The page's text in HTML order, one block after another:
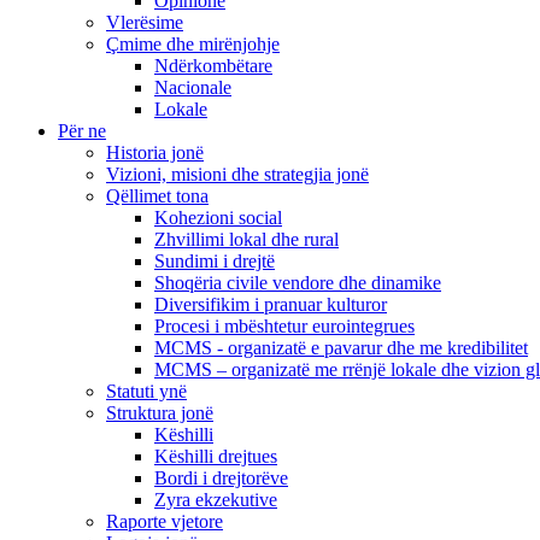
Vlerësime
Çmime dhe mirënjohje
Ndërkombëtare
Nacionale
Lokale
Për ne
Historia jonë
Vizioni, misioni dhe strategjia jonë
Qëllimet tona
Kohezioni social
Zhvillimi lokal dhe rural
Sundimi i drejtë
Shoqëria civile vendore dhe dinamike
Diversifikim i pranuar kulturor
Procesi i mbështetur eurointegrues
MCMS - organizatë e pavarur dhe me kredibilitet
MCMS – organizatë me rrënjë lokale dhe vizion
Statuti ynë
Struktura jonë
Këshilli
Këshilli drejtues
Bordi i drejtorëve
Zyra ekzekutive
Raporte vjetore